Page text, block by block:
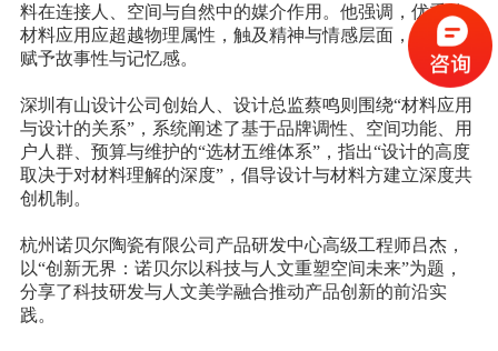
料在连接人、空间与自然中的媒介作用。他强调，优秀的
材料应用应超越物理属性，触及精神与情感层面，为空间
赋予故事性与记忆感。
深圳有山设计公司创始人、设计总监蔡鸣则围绕“材料应用
与设计的关系”，系统阐述了基于品牌调性、空间功能、用
户人群、预算与维护的“选材五维体系”，指出“设计的高度
取决于对材料理解的深度”，倡导设计与材料方建立深度共
创机制。
杭州诺贝尔陶瓷有限公司产品研发中心高级工程师吕杰，
以“创新无界：诺贝尔以科技与人文重塑空间未来”为题，
分享了科技研发与人文美学融合推动产品创新的前沿实
践。